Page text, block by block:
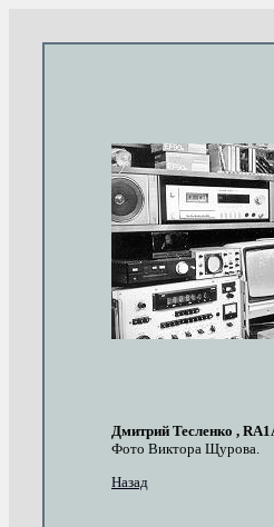
Дмитрий Тесленко ,
Фото Виктора Щурова.
Назад